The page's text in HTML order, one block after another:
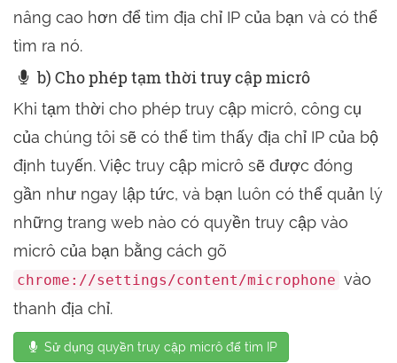
nâng cao hơn để tìm địa chỉ IP của bạn và có thể
tìm ra nó.
b) Cho phép tạm thời truy cập micrô
Khi tạm thời cho phép truy cập micrô, công cụ
của chúng tôi sẽ có thể tìm thấy địa chỉ IP của bộ
định tuyến. Việc truy cập micrô sẽ được đóng
gần như ngay lập tức, và bạn luôn có thể quản lý
những trang web nào có quyền truy cập vào
micrô của bạn bằng cách gõ
chrome://settings/content/microphone vào
thanh địa chỉ.
Sử dụng quyền truy cập micrô để tìm IP